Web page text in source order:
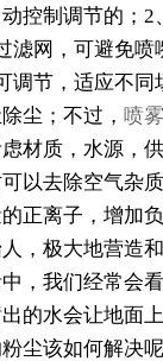
控制调节的；2
滤网，可避免喷
调节，适应不同
尘；不过， 喷
材质，水源，
以去除空气杂
正离子，增加
，极大地营造
，我们经常会
的水会让地面
尘该如何解决